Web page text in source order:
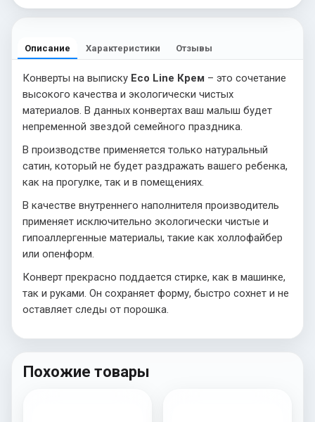
Описание Характеристики Отзывы
Конверты на выписку Eco Line Крем – это сочетание
высокого качества и экологически чистых
материалов. В данных конвертах ваш малыш будет
непременной звездой семейного праздника.
В производстве применяется только натуральный
сатин, который не будет раздражать вашего ребенка,
как на прогулке, так и в помещениях.
В качестве внутреннего наполнителя производитель
применяет исключительно экологически чистые и
гипоаллергенные материалы, такие как холлофайбер
или опенформ.
Конверт прекрасно поддается стирке, как в машинке,
так и руками. Он сохраняет форму, быстро сохнет и не
оставляет следы от порошка.
Похожие товары